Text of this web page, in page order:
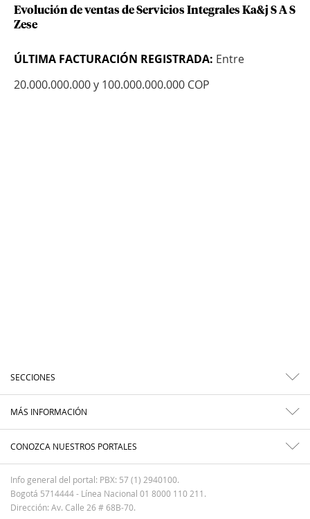
Evolución de ventas de Servicios Integrales Ka&j S A S
Zese
ÚLTIMA FACTURACIÓN REGISTRADA: Entre
20.000.000.000 y 100.000.000.000 COP
SECCIONES
MÁS INFORMACIÓN
CONOZCA NUESTROS PORTALES
Info general del portal: PBX: 57 (1) 2940100.
Bogotá 5714444 - Línea Nacional 01 8000 110 211.
Dirección: Av. Calle 26 # 68B-70.